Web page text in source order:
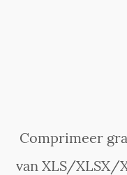
Comprimeer
van XLS/XLSX/